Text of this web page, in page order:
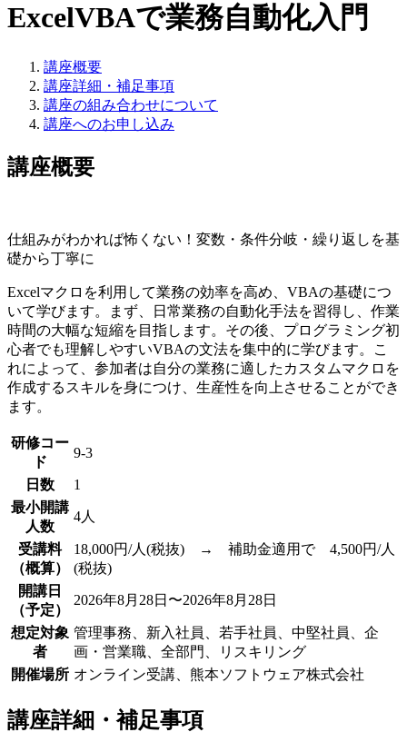
ExcelVBAで業務自動化入門
講座概要
講座詳細・補足事項
講座の組み合わせについて
講座へのお申し込み
講座概要
仕組みがわかれば怖くない！変数・条件分岐・繰り返しを基
礎から丁寧に
Excelマクロを利用して業務の効率を高め、VBAの基礎につ
いて学びます。まず、日常業務の自動化手法を習得し、作業
時間の大幅な短縮を目指します。その後、プログラミング初
心者でも理解しやすいVBAの文法を集中的に学びます。こ
れによって、参加者は自分の業務に適したカスタムマクロを
作成するスキルを身につけ、生産性を向上させることができ
ます。
研修コー
ド
9-3
日数
1
最小開講
人数
4人
受講料
（概算）
18,000円/人(税抜) → 補助金適用で 4,500円/人
(税抜)
開講日
（予定）
2026年8月28日〜2026年8月28日
想定対象
者
管理事務、新入社員、若手社員、中堅社員、企
画・営業職、全部門、リスキリング
開催場所 オンライン受講、熊本ソフトウェア株式会社
講座詳細・補足事項